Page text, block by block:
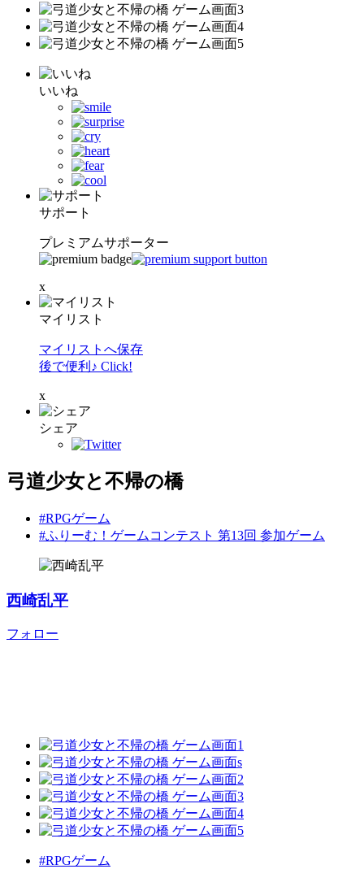
いいね
サポート
プレミアムサポーター
x
マイリスト
マイリストへ保存
後で便利♪ Click!
x
シェア
弓道少女と不帰の橋
#RPGゲーム
#ふりーむ！ゲームコンテスト 第13回 参加ゲーム
西崎乱平
フォロー
#RPGゲーム